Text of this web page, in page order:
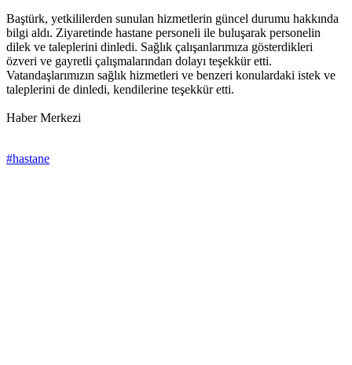
Baştürk, yetkililerden sunulan hizmetlerin güncel durumu hakkında
bilgi aldı. Ziyaretinde hastane personeli ile buluşarak personelin
dilek ve taleplerini dinledi. Sağlık çalışanlarımıza gösterdikleri
özveri ve gayretli çalışmalarından dolayı teşekkür etti.
Vatandaşlarımızın sağlık hizmetleri ve benzeri konulardaki istek ve
taleplerini de dinledi, kendilerine teşekkür etti.
Haber Merkezi
#hastane